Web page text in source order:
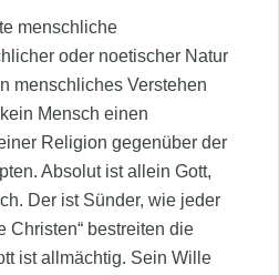
menschliche
oder noetischer Natur
menschliches Verstehen
Mensch einen
Religion gegenüber der
Absolut ist allein Gott,
Der ist Sünder, wie jeder
Christen“ bestreiten die
ist allmächtig. Sein Wille